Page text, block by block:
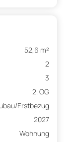
52,6 m²
2
3
2. OG
Erstbezug
2027
Wohnung